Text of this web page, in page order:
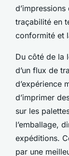
traçabilité en
conformité et
Du côté de la
d’un flux de
d’expérience
d’imprimer
sur les
l’emballage,
expéditions.
par une